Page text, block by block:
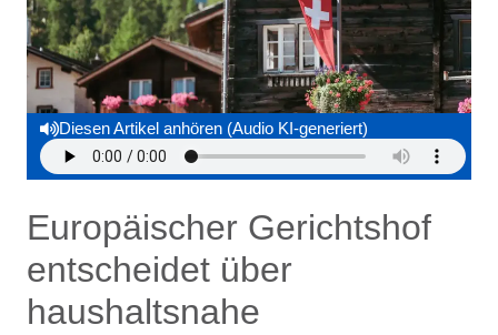
Diesen Artikel anhören (Audio KI-generiert)
Europäischer Gerichtshof
entscheidet über
haushaltsnahe